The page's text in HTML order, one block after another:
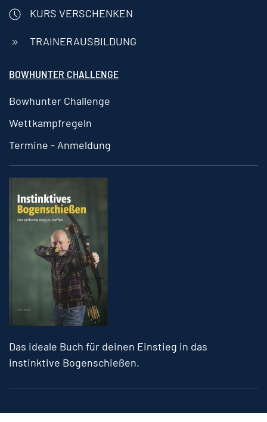
KURS VERSCHENKEN
TRAINERAUSBILDUNG
BOWHUNTER CHALLENGE
Bowhunter Challenge
Wettkampfregeln
Termine - Anmeldung
Das ideale Buch für deinen Einstieg in das
instinktive Bogenschießen.